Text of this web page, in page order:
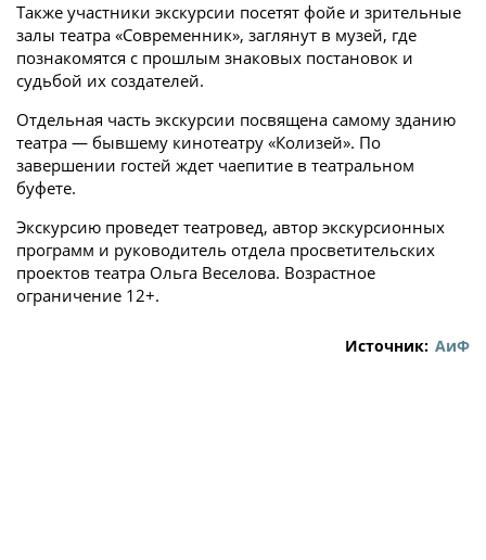
Также участники экскурсии посетят фойе и зрительные
залы театра «Современник», заглянут в музей, где
познакомятся с прошлым знаковых постановок и
судьбой их создателей.
Отдельная часть экскурсии посвящена самому зданию
театра — бывшему кинотеатру «Колизей». По
завершении гостей ждет чаепитие в театральном
буфете.
Экскурсию проведет театровед, автор экскурсионных
программ и руководитель отдела просветительских
проектов театра Ольга Веселова. Возрастное
ограничение 12+.
Источник: АиФ